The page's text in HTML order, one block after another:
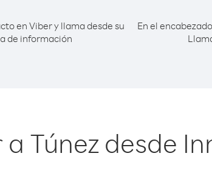
en Viber y llama desde su
de información
En el
Túnez desde